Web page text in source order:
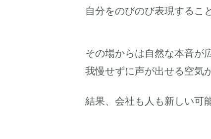
自分をのびのび表現するこ
その場からは自然な本音が
我慢せずに声が出せる空気
結果、会社も人も新しい可